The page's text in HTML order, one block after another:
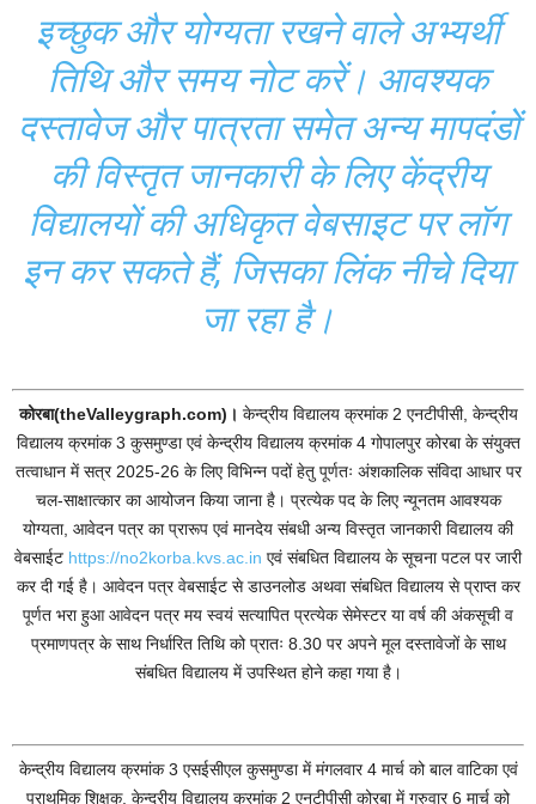
इच्छुक और योग्यता रखने वाले अभ्यर्थी
तिथि और समय नोट करें। आवश्यक
दस्तावेज और पात्रता समेत अन्य मापदंडों
की विस्तृत जानकारी के लिए केंद्रीय
विद्यालयों की अधिकृत वेबसाइट पर लॉग
इन कर सकते हैं, जिसका लिंक नीचे दिया
जा रहा है।
कोरबा(theValleygraph.com)। केन्द्रीय विद्यालय क्रमांक 2 एनटीपीसी, केन्द्रीय
विद्यालय क्रमांक 3 कुसमुण्डा एवं केन्द्रीय विद्यालय क्रमांक 4 गोपालपुर कोरबा के संयुक्त
तत्वाधान में सत्र 2025-26 के लिए विभिन्न पदों हेतु पूर्णतः अंशकालिक संविदा आधार पर
चल-साक्षात्कार का आयोजन किया जाना है। प्रत्येक पद के लिए न्यूनतम आवश्यक
योग्यता, आवेदन पत्र का प्रारूप एवं मानदेय संबधी अन्य विस्तृत जानकारी विद्यालय की
वेबसाईट https://no2korba.kvs.ac.in एवं संबधित विद्यालय के सूचना पटल पर जारी
कर दी गई है। आवेदन पत्र वेबसाईट से डाउनलोड अथवा संबधित विद्यालय से प्राप्त कर
पूर्णत भरा हुआ आवेदन पत्र मय स्वयं सत्यापित प्रत्येक सेमेस्टर या वर्ष की अंकसूची व
प्रमाणपत्र के साथ निर्धारित तिथि को प्रातः 8.30 पर अपने मूल दस्तावेजों के साथ
संबधित विद्यालय में उपस्थित होने कहा गया है।
केन्द्रीय विद्यालय क्रमांक 3 एसईसीएल कुसमुण्डा में मंगलवार 4 मार्च को बाल वाटिका एवं
प्राथमिक शिक्षक, केन्द्रीय विद्यालय क्रमांक 2 एनटीपीसी कोरबा में गुरुवार 6 मार्च को